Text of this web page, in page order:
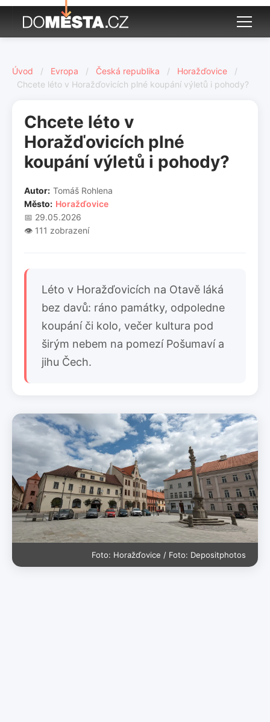
Úvod / Evropa / Česká republika / Horažďovice
/
Chcete léto v Horažďovicích plné koupání výletů i pohody?
Chcete léto v
Horažďovicích plné
koupání výletů i pohody?
Autor: Tomáš Rohlena
Město: Horažďovice
📅 29.05.2026
👁️ 111 zobrazení
Léto v Horažďovicích na Otavě láká
bez davů: ráno památky, odpoledne
koupání či kolo, večer kultura pod
širým nebem na pomezí Pošumaví a
jihu Čech.
Foto: Horažďovice / Foto: Depositphotos